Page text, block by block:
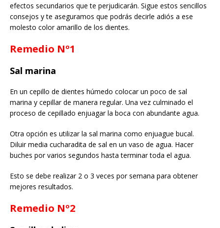
efectos secundarios que te perjudicarán. Sigue estos sencillos
consejos y te aseguramos que podrás decirle adiós a ese
molesto color amarillo de los dientes.
Remedio Nº1
Sal marina
En un cepillo de dientes húmedo colocar un poco de sal
marina y cepillar de manera regular. Una vez culminado el
proceso de cepillado enjuagar la boca con abundante agua.
Otra opción es utilizar la sal marina como enjuague bucal.
Diluir media cucharadita de sal en un vaso de agua. Hacer
buches por varios segundos hasta terminar toda el agua.
Esto se debe realizar 2 o 3 veces por semana para obtener
mejores resultados.
Remedio Nº2